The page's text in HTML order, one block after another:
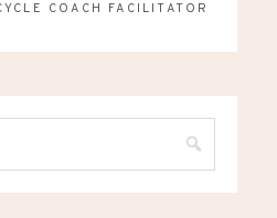
COACH FACILITATOR